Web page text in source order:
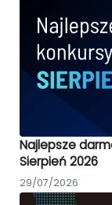
Najlepsze
Sierpień 2026
29/07/2026